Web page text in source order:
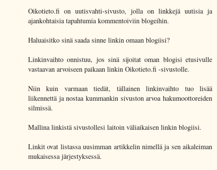
Oikotieto.fi on uutisvahti-sivusto, jolla on linkkejä uutisia ja
ajankohtaisia tapahtumia kommentoiviin blogeihin.
Haluaisitko sinä saada sinne linkin omaan blogiisi?
Linkinvaihto onnistuu, jos sinä sijoitat oman blogisi etusivulle
vastaavan arvoiseen paikaan linkin Oikotieto.fi -sivustolle.
Niin kuin varmaan tiedät, tällainen linkinvaihto tuo lisää
liikennettä ja nostaa kummankin sivuston arvoa hakumoottoreiden
silmissä.
Mallina linkistä sivustollesi laitoin väliaikaisen linkin blogiisi.
Linkit ovat listassa uusimman artikkelin nimellä ja sen aikaleiman
mukaisessa järjestyksessä.